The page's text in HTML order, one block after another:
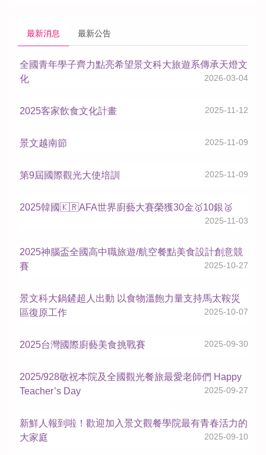
最新消息 最新公告
全國青年學子齊力點亮希望景文科大旅遊系傳承天燈文
化
2026-03-04
2025客家飲食文化計畫 2025-11-12
景文越南節 2025-11-09
第9屆國際觀光大使培訓 2025-11-09
2025韓國🇰🇷AFA世界廚藝大賽榮獲30金🥇10銀🥈
2025-11-03
2025神腦盃全國高中職旅遊/航空餐點美食設計創意競
賽
2025-10-27
景文科大鍋鏟超人出動 以食物溫飽力量支持馬太鞍災
區復原工作
2025-10-07
2025台灣國際廚藝美食挑戰賽 2025-09-30
2025/928敬祝本院及全國觀光餐旅最愛老師們 Happy
Teacher’s Day
2025-09-27
新鮮人報到啦！歡迎加入景文觀餐學院最有青春活力的
大家庭
2025-09-10